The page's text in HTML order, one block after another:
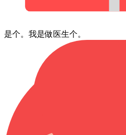
是个。⁠我⁠是⁠做⁠医生⁠个。